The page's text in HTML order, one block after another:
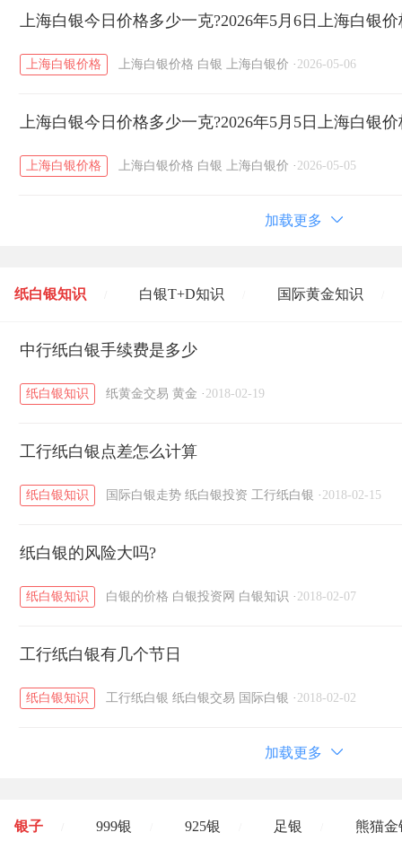
上海白银今日价格多少一克?2026年5月6日上海白银
上海白银价格 上海白银价格 白银 上海白银价 · 2026-05-06
上海白银今日价格多少一克?2026年5月5日上海白银
上海白银价格 上海白银价格 白银 上海白银价 · 2026-05-05
加载更多
纸白银知识 白银T+D知识 国际黄金知识
黄金T+D知识 / 粤贵银知识
中行纸白银手续费是多少
纸白银知识 纸黄金交易 黄金 · 2018-02-19
工行纸白银点差怎么计算
纸白银知识 国际白银走势 纸白银投资 工行纸白银 · 2018-02-15
纸白银的风险大吗?
纸白银知识 白银的价格 白银投资网 白银知识 · 2018-02-07
工行纸白银有几个节日
纸白银知识 工行纸白银 纸白银交易 国际白银 · 2018-02-02
加载更多
银子 999银 925银 足银 熊猫金